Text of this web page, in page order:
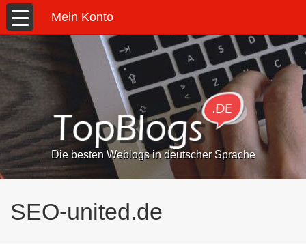
Mein Konto
Die besten Weblogs in deutscher Sprache
SEO-united.de